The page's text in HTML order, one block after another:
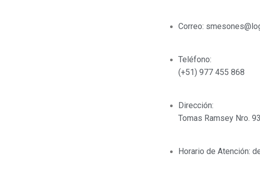
Correo:
Teléfono:
(+51) 977 455 868
Dirección:
Tomas Ramsey Nro.
Horario de Atención: